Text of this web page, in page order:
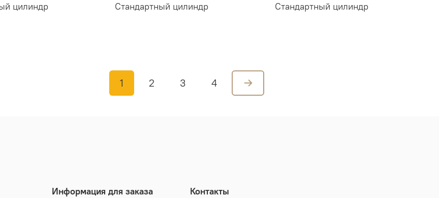
цилиндр
Стандартный цилиндр
Стандартный цилиндр
1 2 3 4
Информация для заказа Контакты